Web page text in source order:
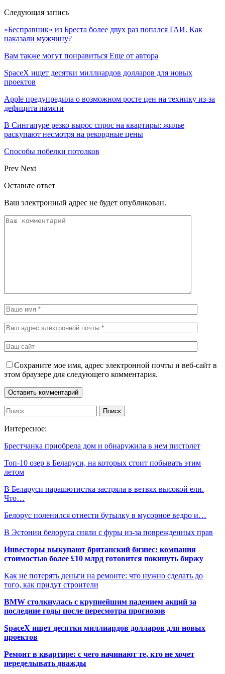
Следующая запись
«Бесправник» из Бреста более двух раз попался ГАИ. Как
наказали мужчину?
Вам также могут понравиться Еще от автора
SpaceX ищет десятки миллиардов долларов для новых
проектов
Apple предупредила о возможном росте цен на технику из-за
дефицита памяти
В Сингапуре резко вырос спрос на квартиры: жилье
раскупают несмотря на рекордные цены
Способы побелки потолков
Prev Next
Оставьте ответ
Ваш электронный адрес не будет опубликован.
Сохраните мое имя, адрес электронной почты и веб-сайт в
этом браузере для следующего комментария.
Интересное:
Брестчанка приобрела дом и обнаружила в нем пистолет
Топ-10 озер в Беларуси, на которых стоит побывать этим
летом
В Беларуси парашютистка застряла в ветвях высокой ели.
Что…
Белорус поленился отнести бутылку в мусорное ведро и…
В Эстонии белоруса сняли с фуры из-за поврежденных прав
Инвесторы выкупают британский бизнес: компания
стоимостью более £10 млрд готовится покинуть биржу
Как не потерять деньги на ремонте: что нужно сделать до
того, как придут строители
BMW столкнулась с крупнейшим падением акций за
последние годы после пересмотра прогнозов
SpaceX ищет десятки миллиардов долларов для новых
проектов
Ремонт в квартире: с чего начинают те, кто не хочет
переделывать дважды